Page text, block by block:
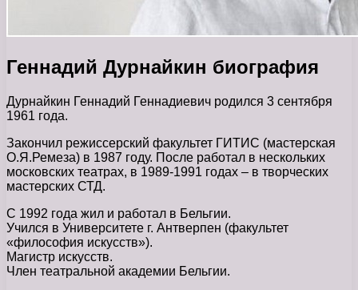
Геннадий Дурнайкин биография
Дурнайкин Геннадий Геннадиевич родился 3 сентября
1961 года.
Закончил режиссерский факультет ГИТИС (мастерская
О.Я.Ремеза) в 1987 году. После работал в нескольких
московских театрах, в 1989-1991 годах – в творческих
мастерских СТД.
С 1992 года жил и работал в Бельгии.
Учился в Университете г. Антверпен (факультет
«философия искусств»).
Магистр искусств.
Член театральной академии Бельгии.